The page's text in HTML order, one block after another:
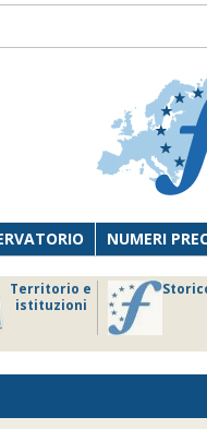
NUMERI
Territorio e
istituzioni